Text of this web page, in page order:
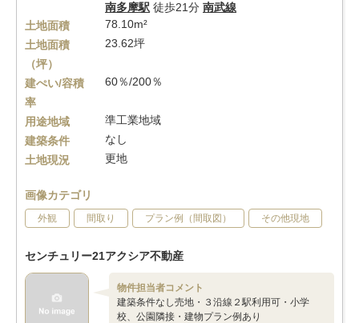
南多摩駅 徒歩21分 南武線
土地面積
78.10m²
土地面積
（坪）
23.62坪
建ぺい/容積
率
60％/200％
用途地域
準工業地域
建築条件
なし
土地現況
更地
画像カテゴリ
外観 間取り プラン例（間取図） その他現地
センチュリー21アクシア不動産
物件担当者コメント
建築条件なし売地・３沿線２駅利用可・小学
校、公園隣接・建物プラン例あり